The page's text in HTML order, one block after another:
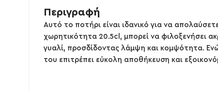
Περιγραφή
Αυτό το ποτήρι είναι ιδανικό για να
χωρητικότητα 20.5cl, μπορεί να φιλοξενήσει
γυαλί, προσδίδοντας λάμψη και κομψότητα. Ενώ
του επιτρέπει εύκολη αποθήκευση και